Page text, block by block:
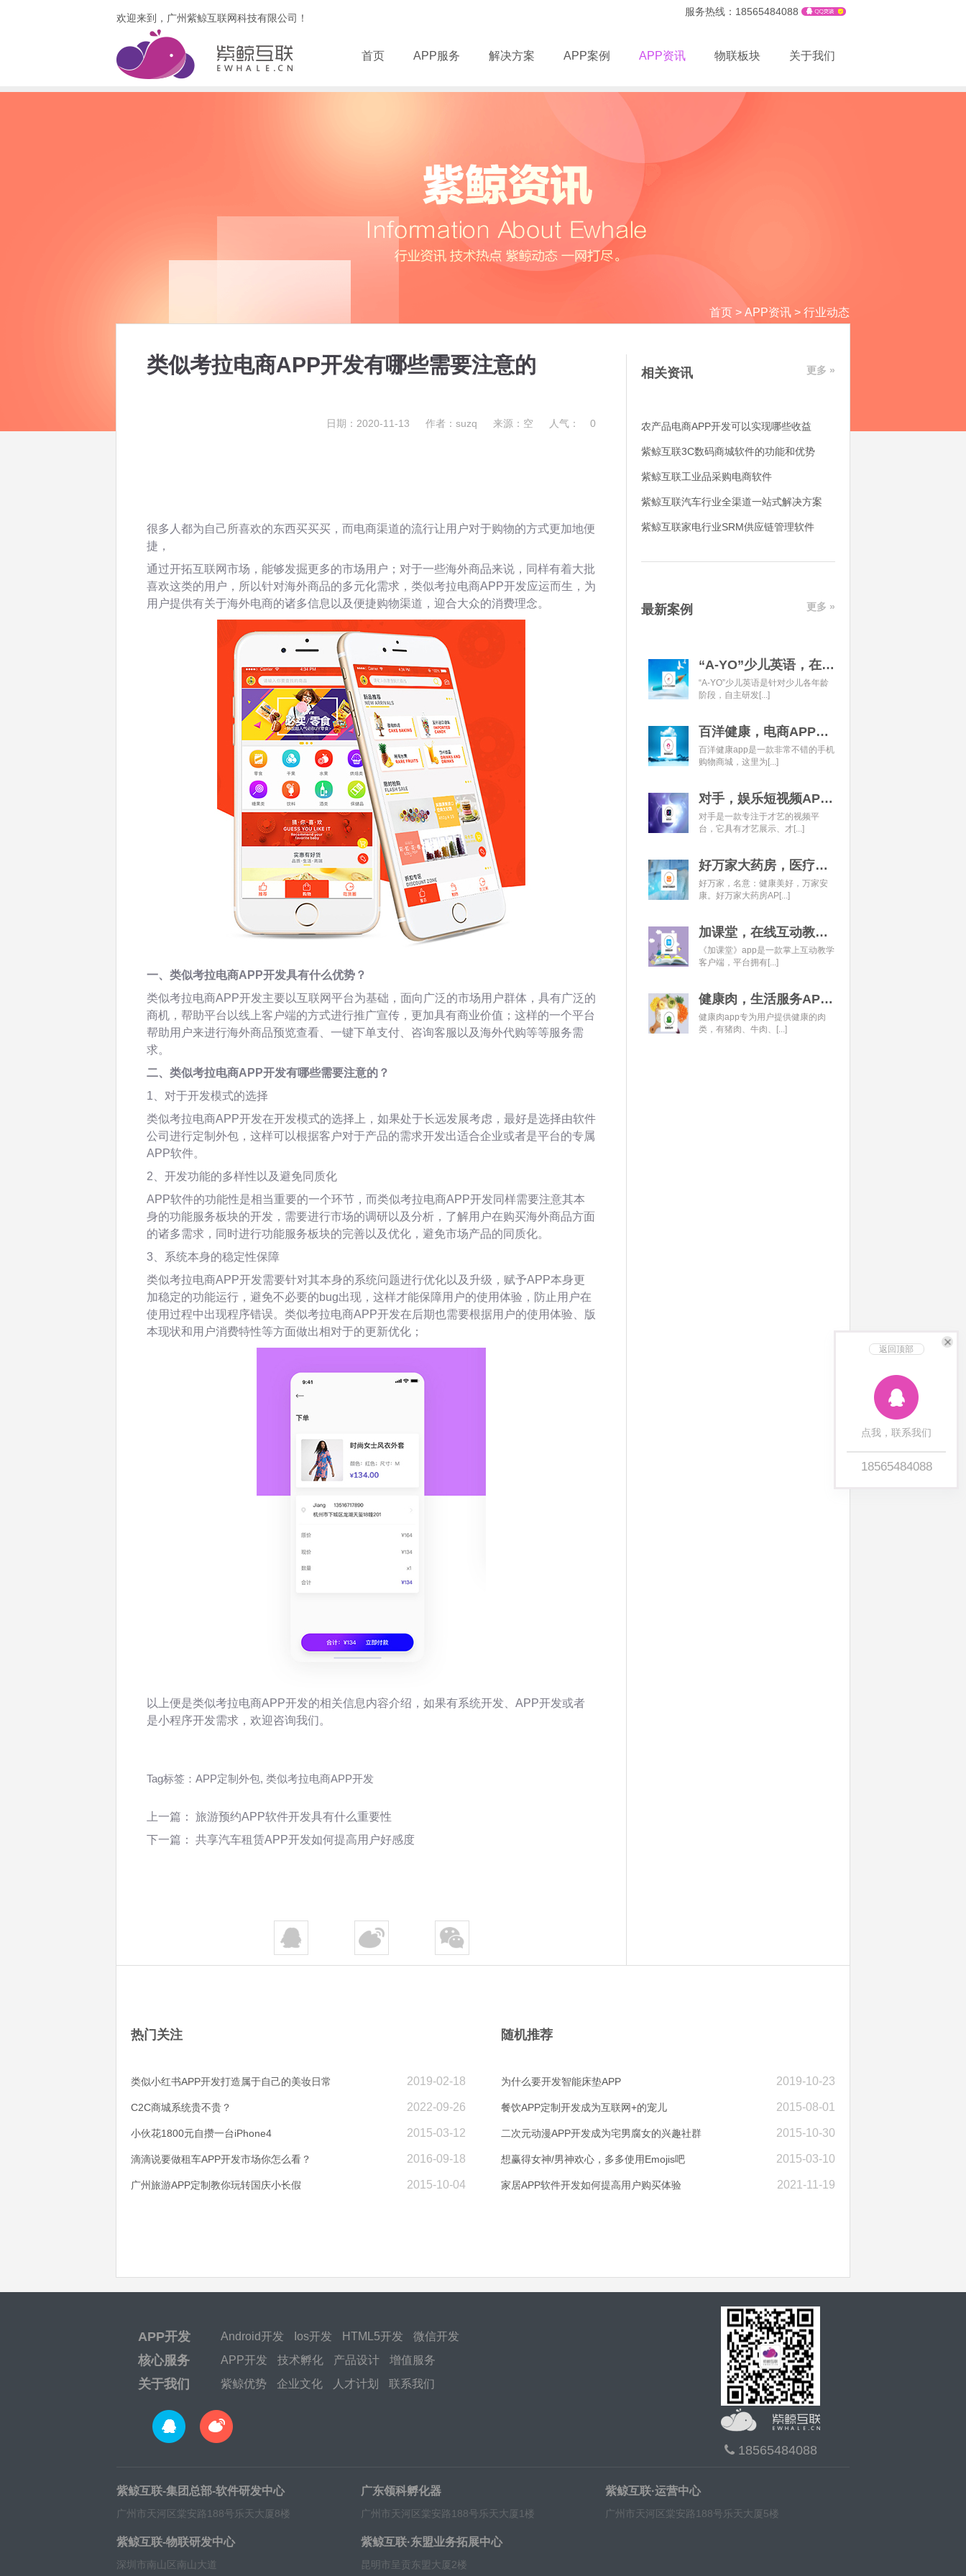
欢迎来到，广州紫鲸互联网科技有限公司！
服务热线：18565484088
首页 APP服务 解决方案 APP案例 APP资讯 物联板块 关于我们
返回顶部
点我，联系我们
18565484088
首页 > APP资讯 > 行业动态
类似考拉电商APP开发有哪些需要注意的
日期：2020-11-13 作者：suzq 来源：空 人气： 0
很多人都为自己所喜欢的东西买买买，而电商渠道的流行让用户对于购物的方式更加地便
捷，
通过开拓互联网市场，能够发掘更多的市场用户；对于一些海外商品来说，同样有着大批
喜欢这类的用户，所以针对海外商品的多元化需求，类似考拉电商APP开发应运而生，为
用户提供有关于海外电商的诸多信息以及便捷购物渠道，迎合大众的消费理念。
一、类似考拉电商APP开发具有什么优势？
类似考拉电商APP开发主要以互联网平台为基础，面向广泛的市场用户群体，具有广泛的
商机，帮助平台以线上客户端的方式进行推广宣传，更加具有商业价值；这样的一个平台
帮助用户来进行海外商品预览查看、一键下单支付、咨询客服以及海外代购等等服务需
求。
二、类似考拉电商APP开发有哪些需要注意的？
1、对于开发模式的选择
类似考拉电商APP开发在开发模式的选择上，如果处于长远发展考虑，最好是选择由软件
公司进行定制外包，这样可以根据客户对于产品的需求开发出适合企业或者是平台的专属
APP软件。
2、开发功能的多样性以及避免同质化
APP软件的功能性是相当重要的一个环节，而类似考拉电商APP开发同样需要注意其本
身的功能服务板块的开发，需要进行市场的调研以及分析，了解用户在购买海外商品方面
的诸多需求，同时进行功能服务板块的完善以及优化，避免市场产品的同质化。
3、系统本身的稳定性保障
类似考拉电商APP开发需要针对其本身的系统问题进行优化以及升级，赋予APP本身更
加稳定的功能运行，避免不必要的bug出现，这样才能保障用户的使用体验，防止用户在
使用过程中出现程序错误。类似考拉电商APP开发在后期也需要根据用户的使用体验、版
本现状和用户消费特性等方面做出相对于的更新优化；
以上便是类似考拉电商APP开发的相关信息内容介绍，如果有系统开发、APP开发或者
是小程序开发需求，欢迎咨询我们。
Tag标签： APP定制外包, 类似考拉电商APP开发
上一篇： 旅游预约APP软件开发具有什么重要性
下一篇： 共享汽车租赁APP开发如何提高用户好感度
相关资讯 更多 »
农产品电商APP开发可以实现哪些收益
紫鲸互联3C数码商城软件的功能和优势
紫鲸互联工业品采购电商软件
紫鲸互联汽车行业全渠道一站式解决方案
紫鲸互联家电行业SRM供应链管理软件
最新案例 更多 »
“A-YO”少儿英语，在线语言学习平台开发经典案例
“A-YO”少儿英语是针对少儿各年龄
阶段，自主研发[...]
百洋健康，电商APP开发经典案例
百洋健康app是一款非常不错的手机
购物商城，这里为[...]
对手，娱乐短视频APP开发经典案例
对手是一款专注于才艺的视频平
台，它具有才艺展示、才[...]
好万家大药房，医疗健康APP开发经典案例
好万家，名意：健康美好，万家安
康。好万家大药房AP[...]
加课堂，在线互动教育APP经典案例
《加课堂》app是一款掌上互动教学
客户端，平台拥有[...]
健康肉，生活服务APP开发经典案例
健康肉app专为用户提供健康的肉
类，有猪肉、牛肉、[...]
热门关注
2019-02-18
类似小红书APP开发打造属于自己的美妆日常
2022-09-26
C2C商城系统贵不贵？
2015-03-12
小伙花1800元自攒一台iPhone4
2016-09-18
滴滴说要做租车APP开发市场你怎么看？
2015-10-04
广州旅游APP定制教你玩转国庆小长假
随机推荐
2019-10-23
为什么要开发智能床垫APP
2015-08-01
餐饮APP定制开发成为互联网+的宠儿
2015-10-30
二次元动漫APP开发成为宅男腐女的兴趣社群
2015-03-10
想赢得女神/男神欢心，多多使用Emojis吧
2021-11-19
家居APP软件开发如何提高用户购买体验
APP开发 Android开发 Ios开发 HTML5开发 微信开发
核心服务 APP开发 技术孵化 产品设计 增值服务
关于我们 紫鲸优势 企业文化 人才计划 联系我们
18565484088
紫鲸互联-集团总部-软件研发中心
广州市天河区棠安路188号乐天大厦8楼
广东领科孵化器
广州市天河区棠安路188号乐天大厦1楼
紫鲸互联·运营中心
广州市天河区棠安路188号乐天大厦5楼
紫鲸互联-物联研发中心
深圳市南山区南山大道
紫鲸互联·东盟业务拓展中心
昆明市呈贡东盟大厦2楼